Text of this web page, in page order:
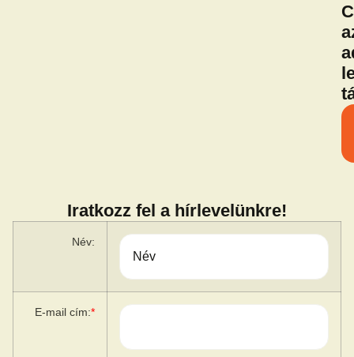
Iratkozz fel a hírlevelünkre!
Név:
E-mail cím:*